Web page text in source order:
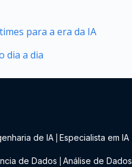
para a era da IA
dia a dia
de IA Especialista em IA
de Dados Análise de Dados